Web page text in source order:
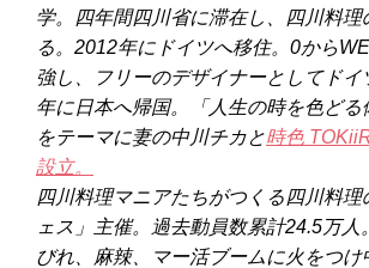
学。四年間四川省に滞在し、四川料理
る。2012年にドイツへ移住。0から
強し、フリーのデザイナーとしてドイ
年に日本へ帰国。「人生の時を色どる
をテーマに妻の中川チカと時色
設立。
四川料理マニアたちがつくる四川料理
ェス」主催。過去動員数累計24.5万人
びれ、麻辣、マー活ブームに火をつけ